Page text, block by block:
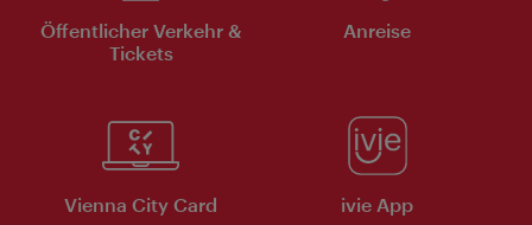
Öffentlicher Verkehr &
Tickets
Anreise
Vienna City Card ivie App